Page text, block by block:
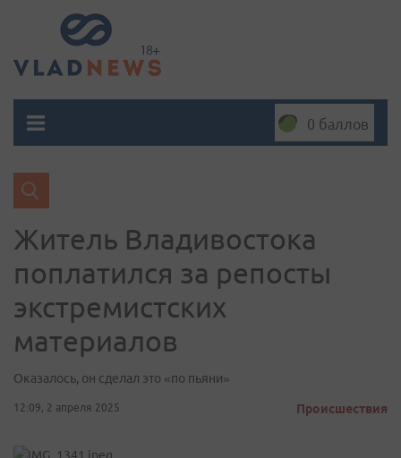
0 баллов
Житель Владивостока
поплатился за репосты
экстремистских
материалов
Оказалось, он сделал это «по пьяни»
12:09, 2 апреля 2025 Происшествия